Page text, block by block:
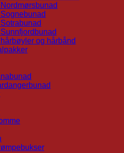
og hårbånd